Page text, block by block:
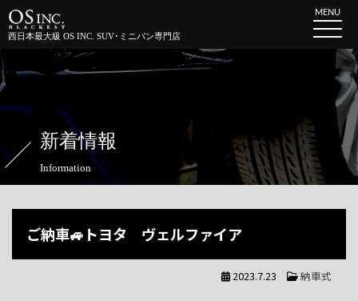
西日本最大級 OS INC. SUV･ミニバン専門店
MENU
新着情報
Information
ご納車🚙トヨタ ヴェルファイア
2023.7.23 納車式